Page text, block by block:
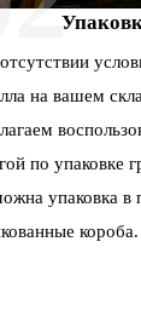
на вашем
по упаковке
упаковка в
короба.